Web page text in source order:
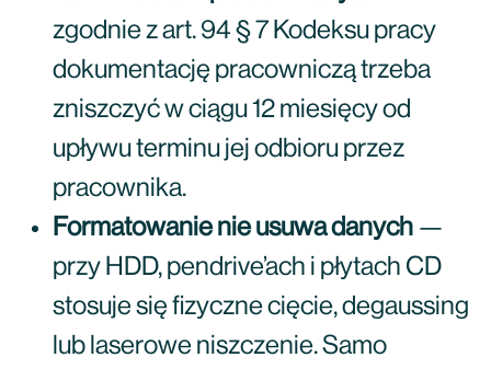
zgodnie z art. 94 § 7 Kodeksu pracy
dokumentację pracowniczą trzeba
zniszczyć w ciągu 12 miesięcy od
upływu terminu jej odbioru przez
pracownika.
Formatowanie nie usuwa danych —
przy HDD, pendrive’ach i płytach CD
stosuje się fizyczne cięcie, degaussing
lub laserowe niszczenie. Samo